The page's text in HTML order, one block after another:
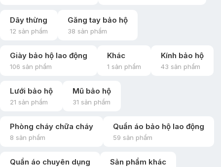
Dây thừng
12 sản phẩm
Găng tay bảo hộ
38 sản phẩm
Giày bảo hộ lao động
106 sản phẩm
Khác
1 sản phẩm
Kính bảo hộ
43 sản phẩm
Lưới bảo hộ
21 sản phẩm
Mũ bảo hộ
31 sản phẩm
Phòng cháy chữa cháy
8 sản phẩm
Quần áo bảo hộ lao động
59 sản phẩm
Quần áo chuyên dụng Sản phẩm khác